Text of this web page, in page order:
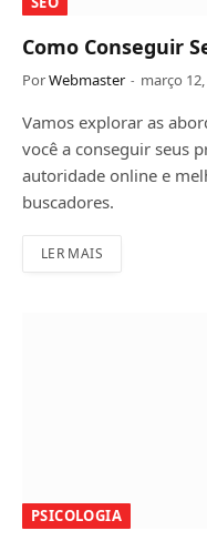
Como Conseguir
PorWebmaster março
Vamos explorar as
você a conseguir seus
autoridade online e
buscadores.
LER MAIS
PSICOLOGIA